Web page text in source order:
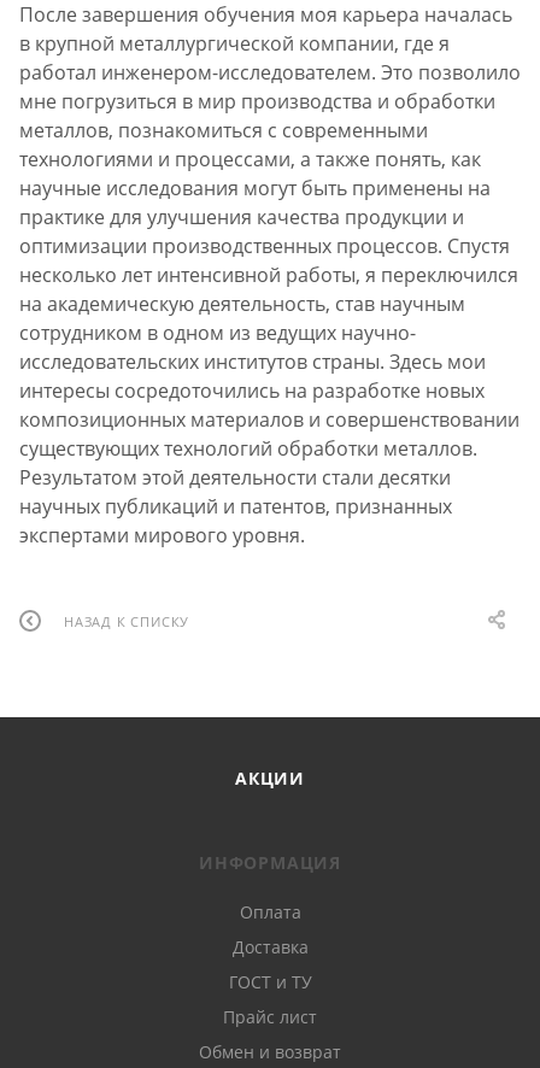
После завершения обучения моя карьера началась
в крупной металлургической компании, где я
работал инженером-исследователем. Это позволило
мне погрузиться в мир производства и обработки
металлов, познакомиться с современными
технологиями и процессами, а также понять, как
научные исследования могут быть применены на
практике для улучшения качества продукции и
оптимизации производственных процессов. Спустя
несколько лет интенсивной работы, я переключился
на академическую деятельность, став научным
сотрудником в одном из ведущих научно-
исследовательских институтов страны. Здесь мои
интересы сосредоточились на разработке новых
композиционных материалов и совершенствовании
существующих технологий обработки металлов.
Результатом этой деятельности стали десятки
научных публикаций и патентов, признанных
экспертами мирового уровня.
НАЗАД К СПИСКУ
АКЦИИ
ИНФОРМАЦИЯ
Оплата
Доставка
ГОСТ и ТУ
Прайс лист
Обмен и возврат